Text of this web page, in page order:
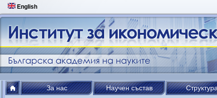
English
За нас Научен състав